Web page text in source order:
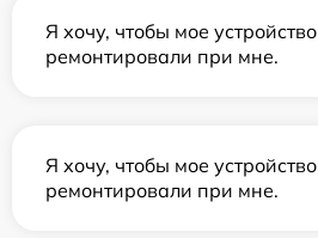
Я хочу, чтобы мое устройство
ремонтировали при мне.
Я хочу, чтобы мое устройство
ремонтировали при мне.